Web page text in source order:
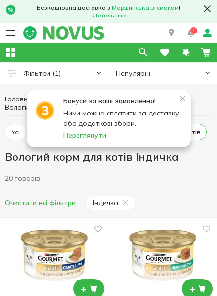
Безкоштовна доставка з Моршинська зі смаком!
Детальніше
1
Фільтри (1) Популярні
Бонуси за ваші замовлення!
Ними можна сплатити за доставку
або додаткові збори.
Переглянути
Головна Товари для тварин Корм для котів
Вологий корм для котів
Усі Сухий корм для котів Вологий корм для котів
Вологий корм для котів Індичка
20 товарів
Очистити всі фільтри Індичка
+ +